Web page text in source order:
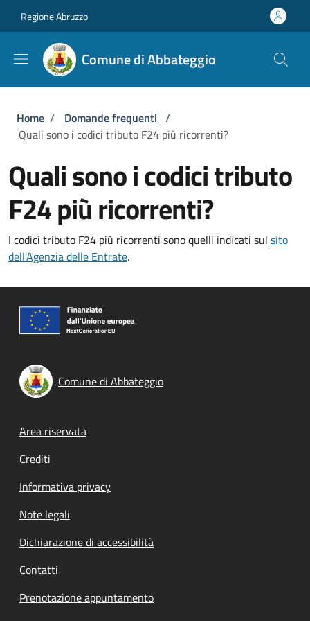
Regione Abruzzo
Comune di Abbateggio
Briciole di pane
Home / Domande frequenti /
Quali sono i codici tributo F24 più ricorrenti?
Quali sono i codici tributo
F24 più ricorrenti?
I codici tributo F24 più ricorrenti sono quelli indicati sul sito
dell'Agenzia delle Entrate.
Comune di Abbateggio
Footer menu
Area riservata
Crediti
Informativa privacy
Note legali
Dichiarazione di accessibilità
Contatti
Prenotazione appuntamento